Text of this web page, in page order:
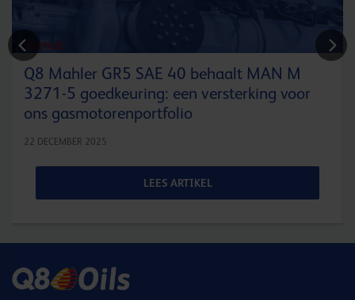
ENERGIE
Q8 Mahler GR5 SAE 40 behaalt MAN M
3271-5 goedkeuring: een versterking voor
ons gasmotorenportfolio
22 DECEMBER 2025
LEES ARTIKEL